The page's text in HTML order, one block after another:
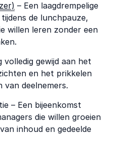
– Een laagdrempelige
de lunchpauze,
willen leren zonder een
volledig gewijd aan het
en het prikkelen
van deelnemers.
– Een bijeenkomst
die willen groeien
inhoud en gedeelde